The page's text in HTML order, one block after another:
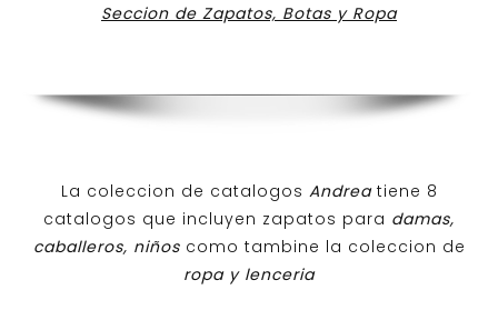
Seccion de Zapatos, Botas y Ropa
La coleccion de catalogos Andreatiene 8
catalogos que incluyen zapatos para damas,
caballeros, niños como tambine la coleccion de
ropa y lenceria